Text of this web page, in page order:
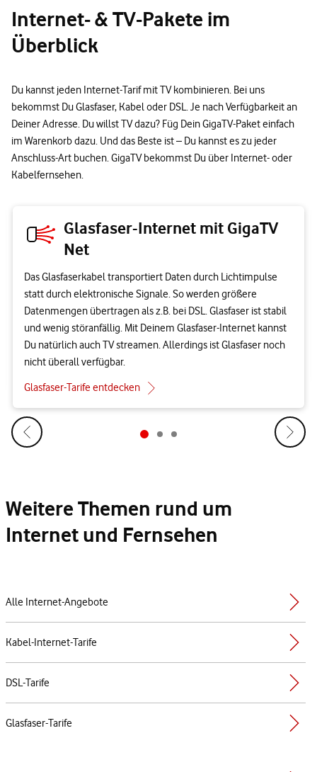
Internet- & TV-Pakete im
Überblick
Du kannst jeden Internet-Tarif mit TV kombinieren. Bei uns
bekommst Du Glasfaser, Kabel oder DSL. Je nach Verfügbarkeit an
Deiner Adresse. Du willst TV dazu? Füg Dein GigaTV-Paket einfach
im Warenkorb dazu. Und das Beste ist – Du kannst es zu jeder
Anschluss-Art buchen. GigaTV bekommst Du über Internet- oder
Kabelfernsehen.
Glasfaser-Internet mit GigaTV
Net
Das Glasfaserkabel transportiert Daten durch Lichtimpulse
statt durch elektronische Signale. So werden größere
Datenmengen übertragen als z.B. bei DSL. Glasfaser ist stabil
und wenig störanfällig. Mit Deinem Glasfaser-Internet kannst
Du natürlich auch TV streamen. Allerdings ist Glasfaser noch
nicht überall verfügbar.
Glasfaser-Tarife entdecken
Weitere Themen rund um
Internet und Fernsehen
Alle Internet-Angebote
Kabel-Internet-Tarife
DSL-Tarife
Glasfaser-Tarife